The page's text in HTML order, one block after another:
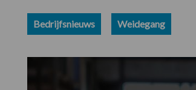
Bedrijfsnieuws Weidegang